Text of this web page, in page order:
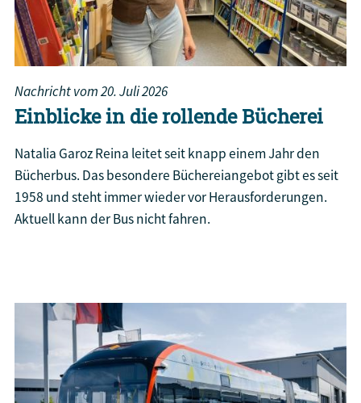
Nachricht vom20. Juli 2026
Einblicke in die rollende Bücherei
Natalia Garoz Reina leitet seit knapp einem Jahr den
Bücherbus. Das besondere Büchereiangebot gibt es seit
1958 und steht immer wieder vor Herausforderungen.
Aktuell kann der Bus nicht fahren.